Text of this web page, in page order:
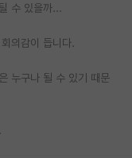
수 있을까...
의감이 듭니다.
누구나 될 수 있기 때문